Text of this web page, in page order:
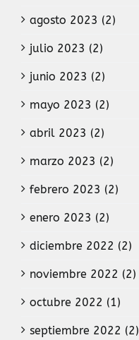
agosto 2023 (2)
julio 2023 (2)
junio 2023 (2)
mayo 2023 (2)
abril 2023 (2)
marzo 2023 (2)
febrero 2023 (2)
enero 2023 (2)
diciembre 2022 (2)
noviembre 2022 (2)
octubre 2022 (1)
septiembre 2022 (2)